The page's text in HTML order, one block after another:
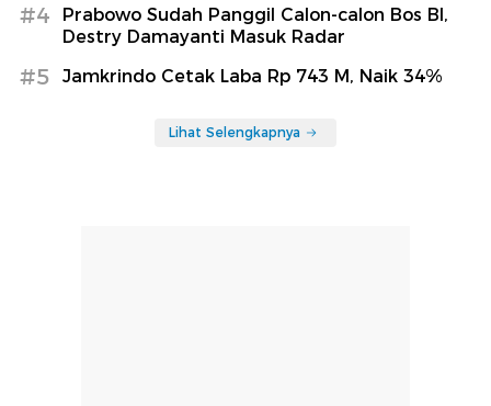
#4
Prabowo Sudah Panggil Calon-calon Bos BI,
Destry Damayanti Masuk Radar
#5 Jamkrindo Cetak Laba Rp 743 M, Naik 34%
Lihat Selengkapnya